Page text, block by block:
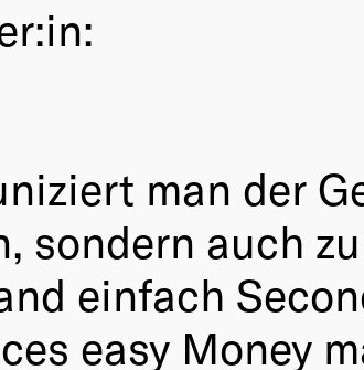
man der
sondern auch
einfach
easy Money